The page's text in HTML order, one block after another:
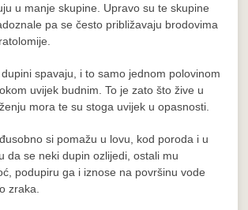
u manje skupine. Upravo su te skupine
pa se često približavaju brodovima
spavaju, i to samo jednom polovinom
uvijek budnim. To je zato što žive u
mora te su stoga uvijek u opasnosti.
si pomažu u lovu, kod poroda i u
da se neki dupin ozlijedi, ostali mu
podupiru ga i iznose na površinu vode
zraka.